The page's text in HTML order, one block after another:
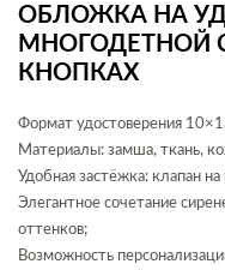
ОБЛОЖКА НА
МНОГОДЕТНОЙ
КНОПКАХ
Формат удостоверения
Материалы: замша, ткань,
Удобная застёжка: клапан
Элегантное сочетание
оттенков;
Возможность